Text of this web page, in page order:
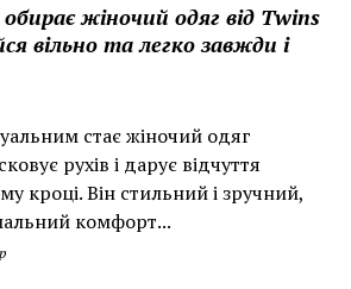
жіночий одяг від Twins
вільно та легко завжди і
стає жіночий одяг
рухів і дарує відчуття
кроці. Він стильний і зручний,
комфорт...